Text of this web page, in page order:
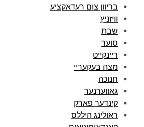
בריוון צום רעדאקציע
וויזניץ
שבת
סוער
ריינקייט
מצה בעקעריי
חנוכה
גאווערנער
קינדער פארק
ראולינג היללס